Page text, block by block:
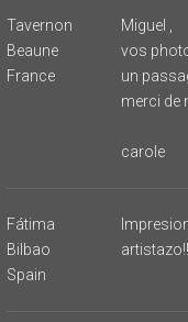
Tavernon
Beaune
France
Miguel ,
vos
un
merci de
carole
Fátima
Bilbao
Spain